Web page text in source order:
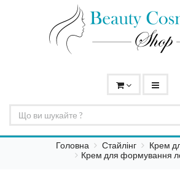
Головна Стайлінг
Крем
Крем для формування